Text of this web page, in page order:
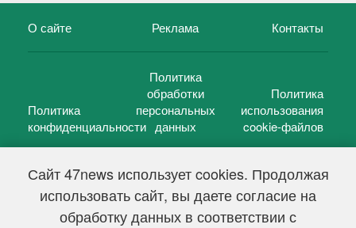
Сайт 47news использует cookies. Продолжая
использовать сайт, вы даете согласие на
обработку данных в соответствии с
О сайте Реклама Контакты
Политика
конфиденциальности
Политика
обработки
персональных
данных
Политика
использования
cookie-файлов
47 новостей (47 news)2005 — 2026 г.
Свидетельство о регистрации СМИ Эл № ФС 77-39848, выдано